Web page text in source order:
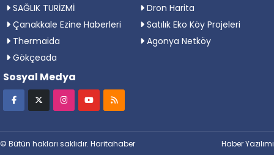
SAĞLIK TURİZMİ
Dron Harita
Çanakkale Ezine Haberleri
Satılık Eko Köy Projeleri
Thermaida
Agonya Netköy
Gökçeada
Sosyal Medya
© Bütün hakları saklıdır. Haritahaber Haber Yazılımı